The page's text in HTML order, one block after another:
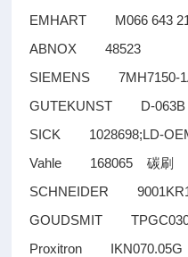
EMHART M066 643
ABNOX 48523
SIEMENS 7MH7150-
GUTEKUNST D-
SICK 1028698;LD-
Vahle 168065碳刷
SCHNEIDER
GOUDSMIT
Proxitron